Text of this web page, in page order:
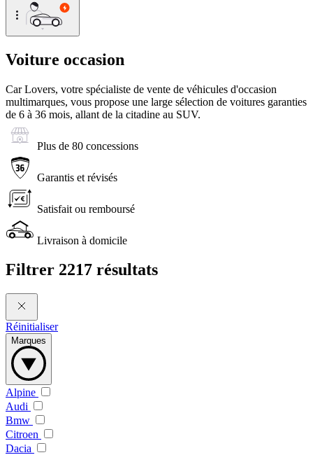
Voiture occasion
Car Lovers, votre spécialiste de vente de véhicules d'occasion
multimarques, vous propose une large sélection de voitures garanties
de 6 à 36 mois, allant de la citadine au SUV.
Plus de 80 concessions
Garantis et révisés
Satisfait ou remboursé
Livraison à domicile
Filtrer 2217 résultats
Réinitialiser
Marques
Alpine
Audi
Bmw
Citroen
Dacia